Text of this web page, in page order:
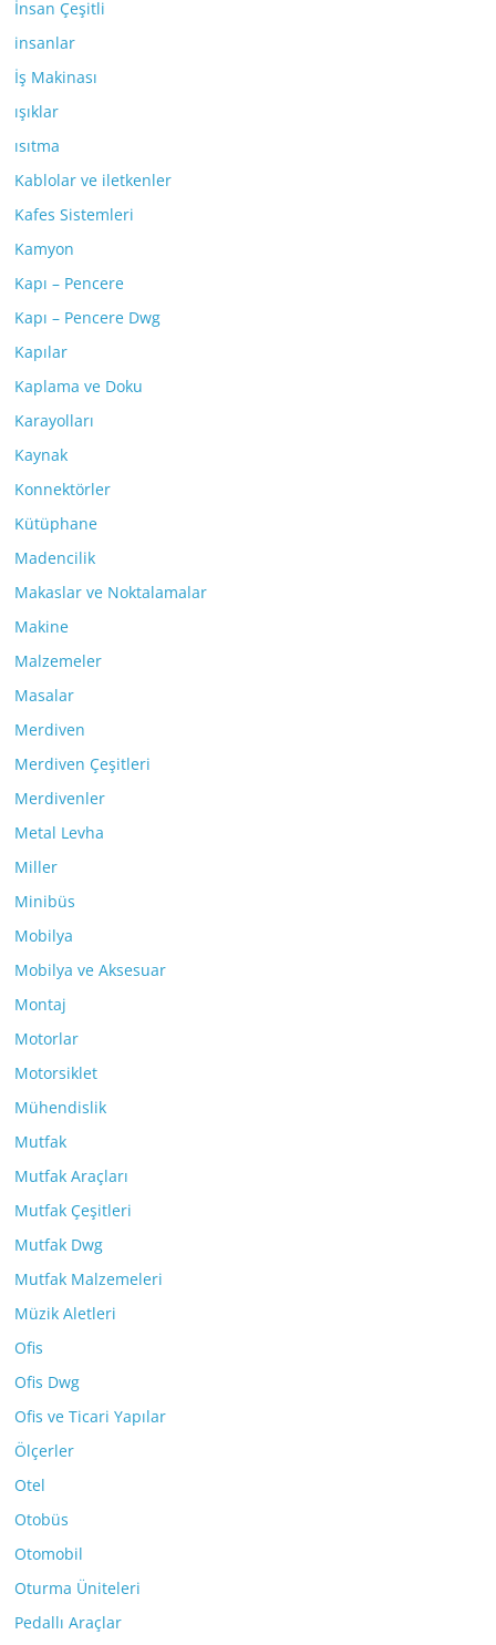
İnsan Çeşitli
insanlar
İş Makinası
ışıklar
ısıtma
Kablolar ve iletkenler
Kafes Sistemleri
Kamyon
Kapı – Pencere
Kapı – Pencere Dwg
Kapılar
Kaplama ve Doku
Karayolları
Kaynak
Konnektörler
Kütüphane
Madencilik
Makaslar ve Noktalamalar
Makine
Malzemeler
Masalar
Merdiven
Merdiven Çeşitleri
Merdivenler
Metal Levha
Miller
Minibüs
Mobilya
Mobilya ve Aksesuar
Montaj
Motorlar
Motorsiklet
Mühendislik
Mutfak
Mutfak Araçları
Mutfak Çeşitleri
Mutfak Dwg
Mutfak Malzemeleri
Müzik Aletleri
Ofis
Ofis Dwg
Ofis ve Ticari Yapılar
Ölçerler
Otel
Otobüs
Otomobil
Oturma Üniteleri
Pedallı Araçlar